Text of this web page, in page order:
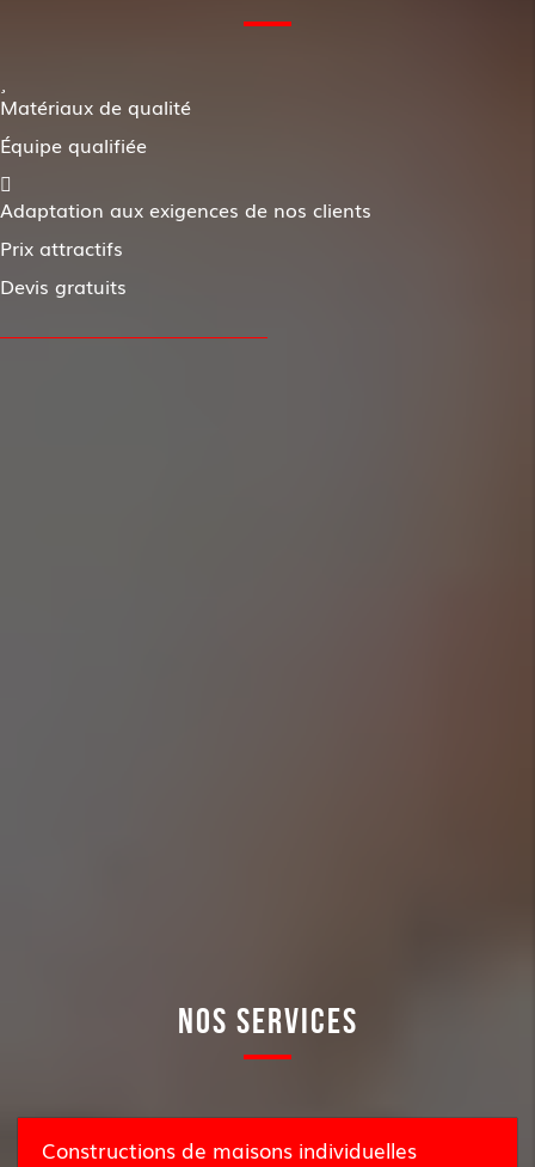
Matériaux de qualité
Équipe qualifiée
Adaptation aux exigences de nos clients
Prix attractifs
Devis gratuits
NOS SERVICES
Constructions de maisons individuelles